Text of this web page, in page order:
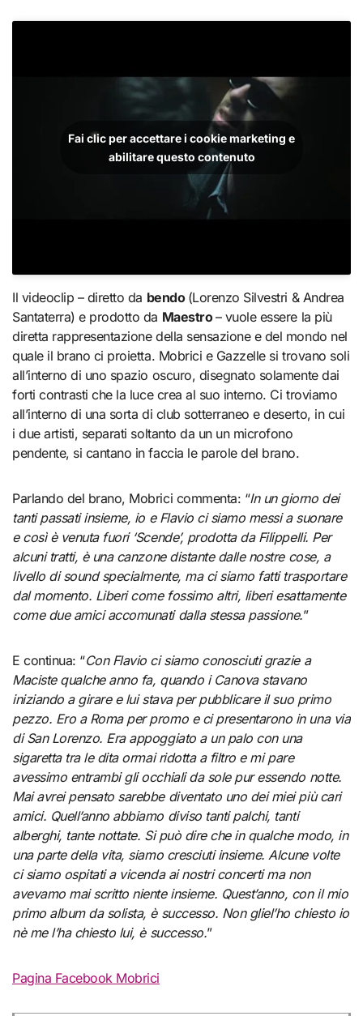
Fai clic per accettare i cookie marketing e
abilitare questo contenuto
Il videoclip – diretto da bendo (Lorenzo Silvestri & Andrea
Santaterra) e prodotto da Maestro– vuole essere la più
diretta rappresentazione della sensazione e del mondo nel
quale il brano ci proietta. Mobrici e Gazzelle si trovano soli
all’interno di uno spazio oscuro, disegnato solamente dai
forti contrasti che la luce crea al suo interno. Ci troviamo
all’interno di una sorta di club sotterraneo e deserto, in cui
i due artisti, separati soltanto da un un microfono
pendente, si cantano in faccia le parole del brano.
Parlando del brano, Mobrici commenta: “In un giorno dei
tanti passati insieme, io e Flavio ci siamo messi a suonare
e così è venuta fuori ‘Scende’, prodotta da Filippelli. Per
alcuni tratti, è una canzone distante dalle nostre cose, a
livello di sound specialmente, ma ci siamo fatti trasportare
dal momento. Liberi come fossimo altri, liberi esattamente
come due amici accomunati dalla stessa passione.”
E continua: “Con Flavio ci siamo conosciuti grazie a
Maciste qualche anno fa, quando i Canova stavano
iniziando a girare e lui stava per pubblicare il suo primo
pezzo. Ero a Roma per promo e ci presentarono in una via
di San Lorenzo. Era appoggiato a un palo con una
sigaretta tra le dita ormai ridotta a filtro e mi pare
avessimo entrambi gli occhiali da sole pur essendo notte.
Mai avrei pensato sarebbe diventato uno dei miei più cari
amici. Quell’anno abbiamo diviso tanti palchi, tanti
alberghi, tante nottate. Si può dire che in qualche modo, in
una parte della vita, siamo cresciuti insieme. Alcune volte
ci siamo ospitati a vicenda ai nostri concerti ma non
avevamo mai scritto niente insieme. Quest’anno, con il mio
primo album da solista, è successo. Non gliel’ho chiesto io
nè me l’ha chiesto lui, è successo.”
Pagina Facebook Mobrici